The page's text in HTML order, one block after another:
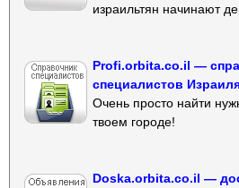
израильтян начинают
Profi.orbita.co.il —
специалистов
Очень просто найти
твоем городе!
Doska.orbita.co.il —